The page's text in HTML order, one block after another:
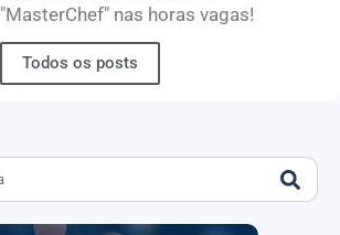
"MasterChef" nas horas vagas!
Todos os posts